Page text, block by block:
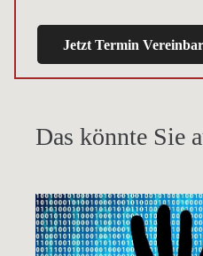
Jetzt Termin
Das könnte Sie